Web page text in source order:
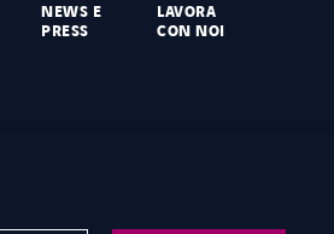
NEWS E
PRESS
LAVORA
CON NOI